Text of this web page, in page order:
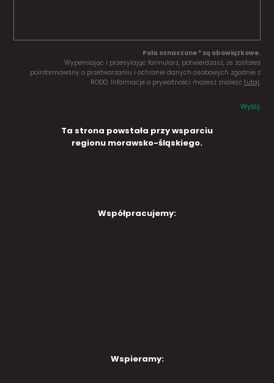
Pola oznaczone * są obowiązkowe.
Wypełniając i przesyłając formularz, potwierdzasz, że zostałeś
poinformowany o przetwarzaniu i ochronie danych osobowych zgodnie z
RODO. Informacje o prywatności możesz znaleźć tutaj.
Wyślij
Ta strona powstała przy wsparciu
regionu morawsko-śląskiego.
Współpracujemy:
Wspieramy: